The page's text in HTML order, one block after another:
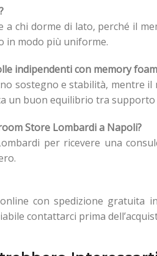
a chi dorme di lato, perché il
in modo più uniforme.
indipendenti con memory
sostegno e stabilità, mentre il
un buon equilibrio tra supporto
Store Lombardi a Napoli?
per ricevere una
con spedizione gratuita
contattarci prima